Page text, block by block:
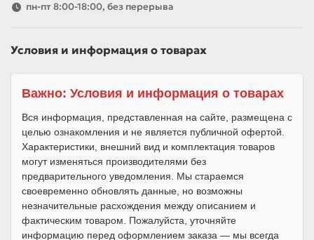
пн-пт 8:00-18:00, без перерыва
Условия и информация о товарах
Важно: Условия и информация о товарах
Вся информация, представленная на сайте, размещена с
целью ознакомления и не является публичной офертой.
Характеристики, внешний вид и комплектация товаров
могут изменяться производителями без
предварительного уведомления. Мы стараемся
своевременно обновлять данные, но возможны
незначительные расхождения между описанием и
фактическим товаром. Пожалуйста, уточняйте
информацию перед оформлением заказа — мы всегда